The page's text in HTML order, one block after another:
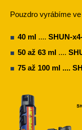
Pouzdro vyrábíme
40 ml .... SHUN-
50 až 63 ml ....
75 až 100 ml ....